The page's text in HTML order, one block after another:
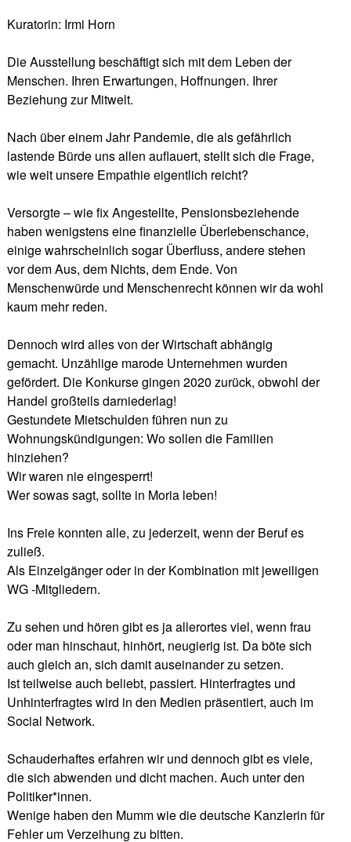
Kuratorin: Irmi Horn
Die Ausstellung beschäftigt sich mit dem Leben der
Menschen. Ihren Erwartungen, Hoffnungen. Ihrer
Beziehung zur Mitwelt.
Nach über einem Jahr Pandemie, die als gefährlich
lastende Bürde uns allen auflauert, stellt sich die Frage,
wie weit unsere Empathie eigentlich reicht?
Versorgte – wie fix Angestellte, Pensionsbeziehende
haben wenigstens eine finanzielle Überlebenschance,
einige wahrscheinlich sogar Überfluss, andere stehen
vor dem Aus, dem Nichts, dem Ende. Von
Menschenwürde und Menschenrecht können wir da wohl
kaum mehr reden.
Dennoch wird alles von der Wirtschaft abhängig
gemacht. Unzählige marode Unternehmen wurden
gefördert. Die Konkurse gingen 2020 zurück, obwohl der
Handel großteils darniederlag!
Gestundete Mietschulden führen nun zu
Wohnungskündigungen: Wo sollen die Familien
hinziehen?
Wir waren nie eingesperrt!
Wer sowas sagt, sollte in Moria leben!
Ins Freie konnten alle, zu jederzeit, wenn der Beruf es
zuließ.
Als Einzelgänger oder in der Kombination mit jeweiligen
WG -Mitgliedern.
Zu sehen und hören gibt es ja allerortes viel, wenn frau
oder man hinschaut, hinhört, neugierig ist. Da böte sich
auch gleich an, sich damit auseinander zu setzen.
Ist teilweise auch beliebt, passiert. Hinterfragtes und
Unhinterfragtes wird in den Medien präsentiert, auch im
Social Network.
Schauderhaftes erfahren wir und dennoch gibt es viele,
die sich abwenden und dicht machen. Auch unter den
Politiker*innen.
Wenige haben den Mumm wie die deutsche Kanzlerin für
Fehler um Verzeihung zu bitten.